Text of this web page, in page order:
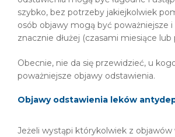
szybko, bez potrzeby jakiejkolwiek
osób objawy mogą być poważniejsze
znacznie dłużej (czasami miesiące lub
Obecnie, nie da się przewidzieć, u
poważniejsze objawy odstawienia.
Objawy odstawienia leków
Jeżeli wystąpi którykolwiek z